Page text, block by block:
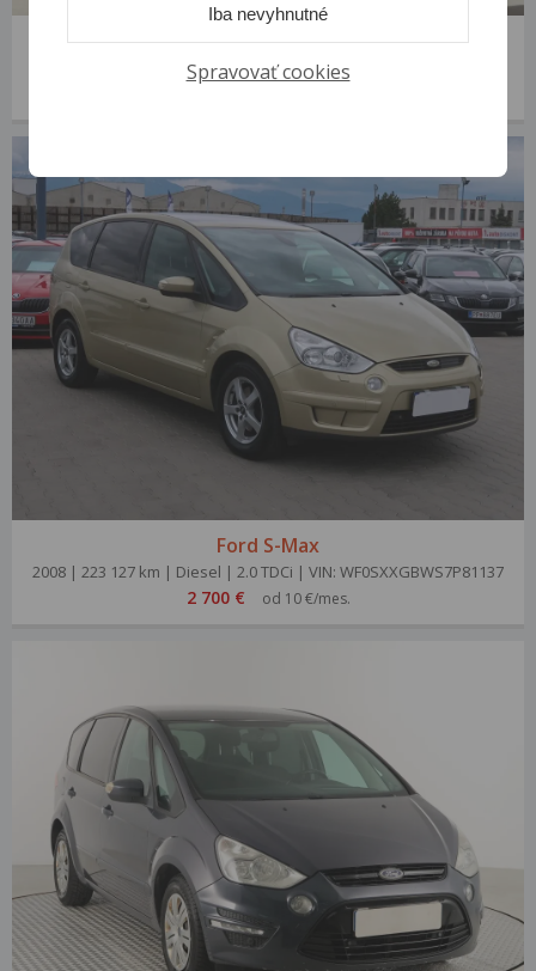
Ford S-Max
2006 | 359 832 km | Diesel | 2.0 TDCi | VIN: WF0SXXGBWS6P75717
Ford S-Max
2008 | 223 127 km | Diesel | 2.0 TDCi | VIN: WF0SXXGBWS7P81137
2 700 € od 10 €/mes.
Spravovať cookies
Iba nevyhnutné